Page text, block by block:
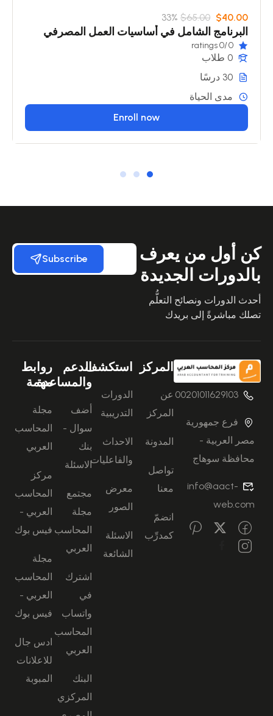
$65.00 $40.00
33%
البرنامج الشامل في أساسيات العمل المصرفي
0
/0 ratings
0 طلاب
30 درسًا
مدى الحياة
Enroll now
كن أول من يعرف
بالدورات الجديدة
أحدث الدورات ونصائح التعلُّم
تصلك مباشرةً إلى بريدك
Subscribe
00201011629103
فرع جمهورية
مصر العربية -
محافظة سوهاج
info@aact-
web.com
المركز
عن
المركز
المدونة
تواصل
معنا
انضمّ
كمدرِّب
استكشف
الدورات
التدريبية
الاحداث
والفاعليات
معرض
الصور
الاسئلة
الشائعة
الدعم
والمساعدة
أضف
سوال -
بنك
الاسئلة
مجتمع
مجلة
المحاسب
العربي
اشترك
في
واتساب
المحاسب
العربي
البنك
المركزي
روابط
مهمة
مجلة
المحاسب
العربي
مركز
المحاسب
العربي -
فيس بوك
مجلة
المحاسب
العربي -
فيس بوك
ادس جال
للاعلانات
المبوبة